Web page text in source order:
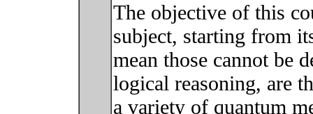
The objective of this
subject, starting from
mean those cannot be
logical reasoning, are
a variety of quantum